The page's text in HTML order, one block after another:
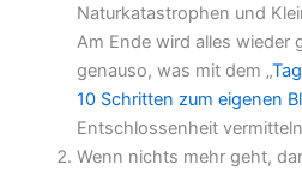
Naturkatastrophen und
Am Ende wird alles wieder
genauso, was mit dem „
10 Schritten zum eigenen
Entschlossenheit
Wenn nichts mehr geht,